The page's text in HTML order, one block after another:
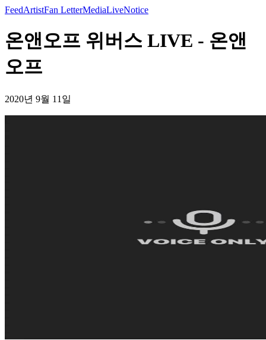
FeedArtistFan LetterMediaLiveNotice
온앤오프 위버스 LIVE - 온앤
오프
2020년 9월 11일